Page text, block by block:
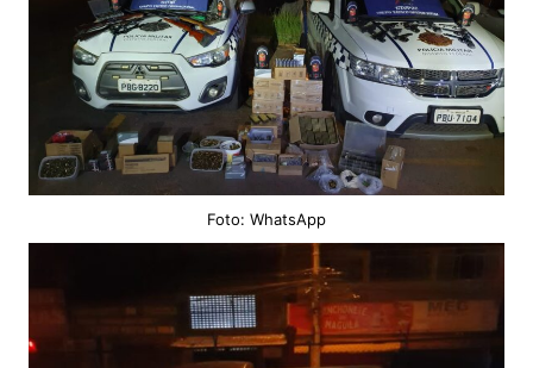
Foto: WhatsApp